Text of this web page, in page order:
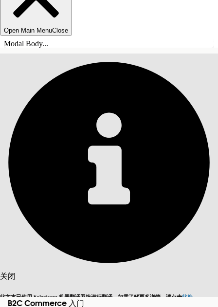
Open Main MenuClose
Modal Body...
关闭
此文本已使用 Salesforce 机器翻译系统进行翻译。如需了解更多详情，请点击此处
B2C Commerce 入门
目录